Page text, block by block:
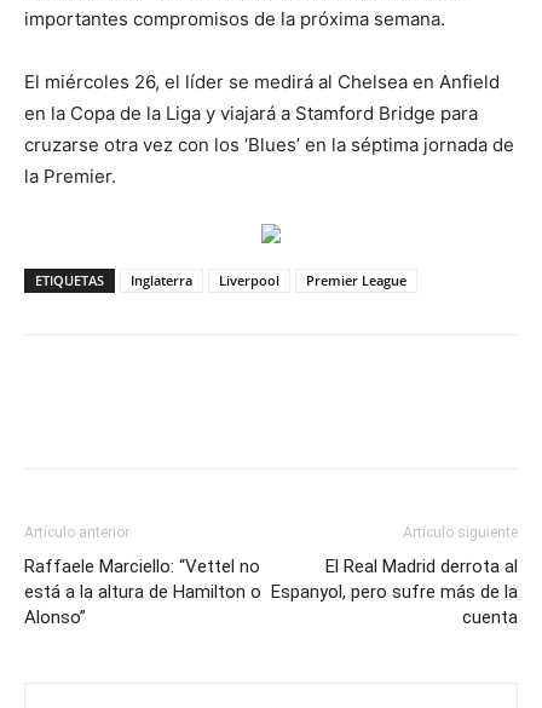
importantes compromisos de la próxima semana.
El miércoles 26, el líder se medirá al Chelsea en Anfield
en la Copa de la Liga y viajará a Stamford Bridge para
cruzarse otra vez con los ‘Blues’ en la séptima jornada de
la Premier.
ETIQUETAS Inglaterra Liverpool Premier League
Artículo anterior
Raffaele Marciello: “Vettel no
está a la altura de Hamilton o
Alonso”
Artículo siguiente
El Real Madrid derrota al
Espanyol, pero sufre más de la
cuenta